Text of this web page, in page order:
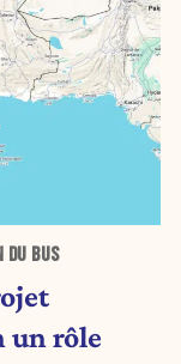
DU BUS
un rôle